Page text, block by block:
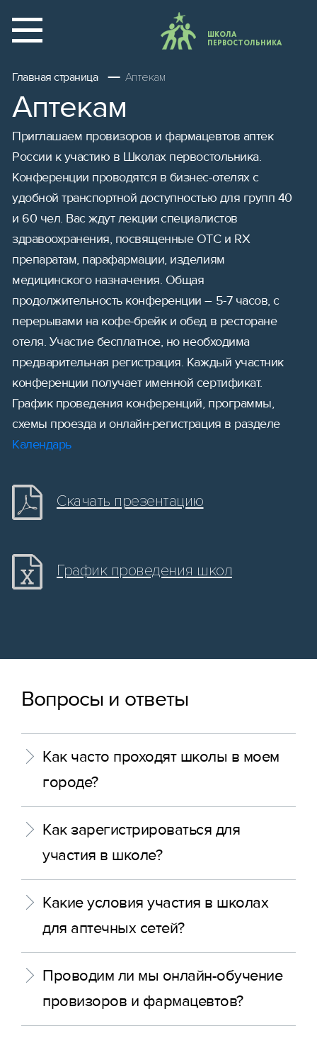
ШКОЛА
ПЕРВОСТОЛЬНИКА
Главная страница Аптекам
Аптекам
Приглашаем провизоров и фармацевтов аптек
России к участию в Школах первостольника.
Конференции проводятся в бизнес-отелях с
удобной транспортной доступностью для групп 40
и 60 чел. Вас ждут лекции специалистов
здравоохранения, посвященные ОТС и RX
препаратам, парафармации, изделиям
медицинского назначения. Общая
продолжительность конференции – 5-7 часов, с
перерывами на кофе-брейк и обед в ресторане
отеля. Участие бесплатное, но необходима
предварительная регистрация. Каждый участник
конференции получает именной сертификат.
График проведения конференций, программы,
схемы проезда и онлайн-регистрация в разделе
Календарь
Скачать презентацию
График проведения школ
Вопросы и ответы
Как часто проходят школы в моем
городе?
Как зарегистрироваться для
участия в школе?
Какие условия участия в школах
для аптечных сетей?
Проводим ли мы онлайн-обучение
провизоров и фармацевтов?